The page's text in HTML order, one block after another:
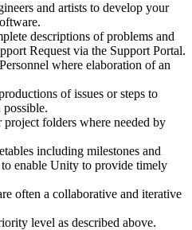
and artists to develop your
descriptions of problems and
Request via the Support Portal.
where elaboration of an
of issues or steps to
possible.
folders where needed by
including milestones and
to enable Unity to provide timely
often a collaborative and iterative
level as described above.